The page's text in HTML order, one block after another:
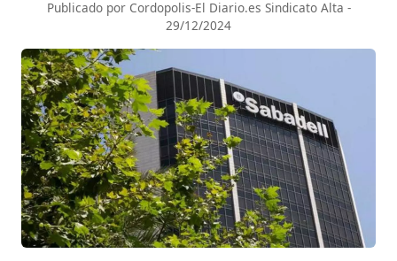
Publicado por Cordopolis-El Diario.es Sindicato Alta -
29/12/2024